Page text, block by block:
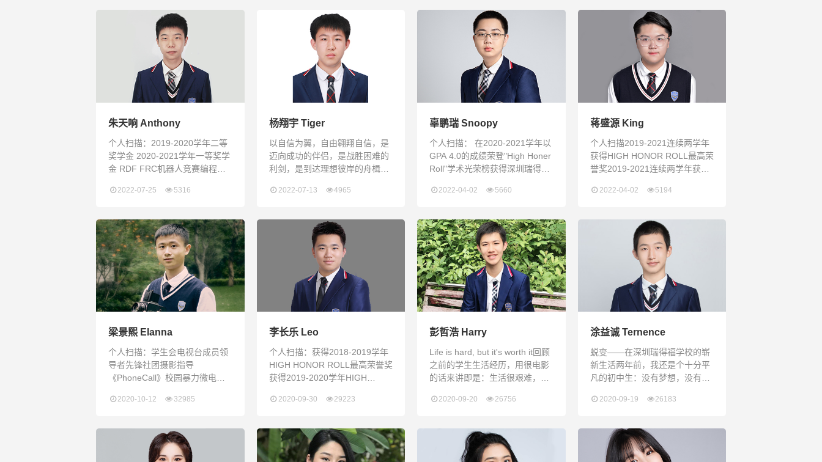
向刘方盛同学学习、请益，见贤
思齐，成就自身。
年模拟联合国大会荣誉提名奖 在
万豪集团市场销售部开展为期一
个月的实习并获得优秀实习生证
书 参与远程英语支教25小时 参
与非常学堂志愿者活动 瑞得福
宣传部负责人 参加2022 康奈尔
大学认知科学夏令营 参加2022
普林斯顿大学机械工程冬令营
2021帝国理工学院全球太空设计
“High Honor Roll”学术光荣榜获
得2019年AMC美国数学竞赛三
等奖参加2022年美国大学生数学
建模竞赛，在团队中负责编写程
序通往终点的路不止一条 “通往
终点的路不止一条”，这是父亲在
我失意的
朱天响 Anthony
个人扫描：2019-2020学年二等
奖学金 2020-2021学年一等奖学
金 RDF FRC机器人竞赛编程部
长期保持High Honor Roll最高荣
于Shenzhen Daily“Growth is
painful. Change is painful. But,
nothing is as painful as s
2022-07-25 5316
杨翔宇 Tiger
以自信为翼，自由翱翔自信，是
迈向成功的伴侣，是战胜困难的
利剑，是到达理想彼岸的舟楫。
一步，就奠定了追求梦想的基
最大的收获是什么，我会告诉
他：是自信。 回想起初次踏入校
园，当听到外教老师们问候时，
我紧张到说不出话，只能尴尬的
回应一句：Hello. 好在有学长的
带领，我领略了校园的全貌：温
馨的宿舍，整洁的教学楼，还有
宽敞的足球场……让我不禁开始
2022-07-13 4965
辜鹏瑞 Snoopy
个人扫描： 在2020-2021学年以
GPA 4.0的成绩荣登"High Honer
Roll"学术光荣榜获得深圳瑞得福
多次在《Shenzhen Daily》上发
NEC全美经济学挑战赛成功晋级
全国赛深圳瑞得福学校Model
United Nation模拟联合国社的现
任成员，并曾在全国比赛中获得
过"Honorable Ment
2022-04-02 5660
蒋盛源 King
个人扫描2019-2021连续两学年
获得HIGH HONOR ROLL最高荣
誉奖2019-2021连续两学年获得
年被授予“国际教育展”志愿者证
OUTSTANDING STUDENT“校
园食堂提升社”社长2020年11月
参加TCL潼湖智慧园区职业体验
活动，顺利完成各项职业体验，
表现突出获得2019年滑铁卢数学
竞赛季军满天星
2022-04-02 5194
梁景熙 Elanna
个人扫描：学生会电视台成员领
导者先锋社团摄影指导
《PhoneCall》校园暴力微电影
Broadcast制作（这是一个为期2
情下各地青年学生生活现状，从
青年人的角度看疫情的影响）
RDF深圳清洁小分队活动成员&
2020-10-12 32985
李长乐 Leo
个人扫描：获得2018-2019学年
HIGH HONOR ROLL最高荣誉奖
获得2019-2020学年HIGH
2019-2020学年二等奖学金获得
STUDENT获得全校新冠肺炎主
题论文大赛HONORABEL
MENTION担任校经济社教研部
2020-09-30 29223
彭哲浩 Harry
Life is hard, but it's worth it回顾
之前的学生生活经历，用很电影
的话来讲即是：生活很艰难，但
来是怎么样的，但是只要你现在
果肯定是对的，就像解一道数学
题，只要你的每一步过程是对
的，结果自然也是对的。两年
2020-09-20 26756
涂益诚 Ternence
蜕变——在深圳瑞得福学校的崭
新生活两年前，我还是个十分平
凡的初中生：没有梦想，没有要
等的水平，没什么特长，整天只
却丝毫未见起色，上课从来不发
言也时常完不成作业，每天踩着
点出门，晚上一脸不开心地回到
2020-09-19 26183